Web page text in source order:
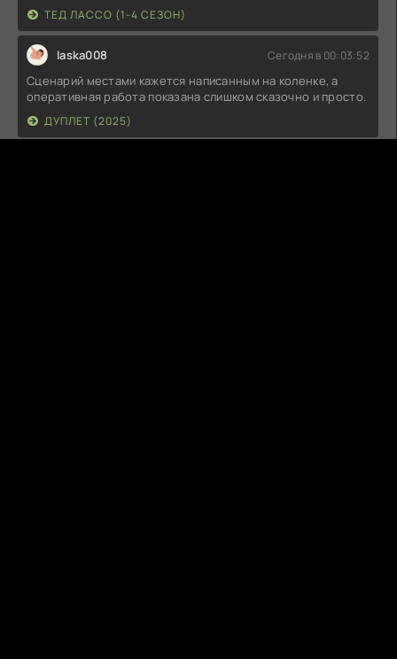
ТЕД ЛАССО (1-4 СЕЗОН)
laska008 Сегодня в 00:03:52
Сценарий местами кажется написанным на коленке, а
оперативная работа показана слишком сказочно и просто.
ДУПЛЕТ (2025)